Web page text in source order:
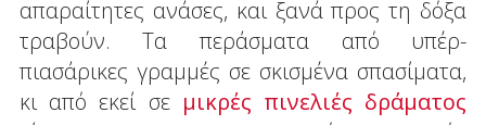
απαραίτητες ανάσες, και ξανά προς τη δόξα
τραβούν. Τα περάσματα από υπέρ-
πιασάρικες γραμμές σε σκισμένα σπασίματα,
κι από εκεί σε μικρές πινελιές δράματος